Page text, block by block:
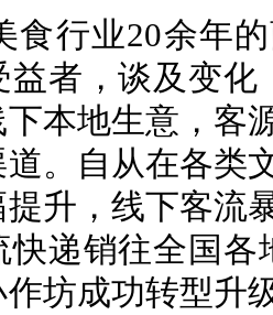
食行业20余年
益者，谈及变化
本地生意，客
。自从在各类
升，线下客流
快递销往全国各
坊成功转型升